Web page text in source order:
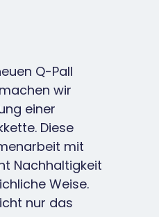
Q-Pall
wir
einer
Diese
mit
Nachhaltigkeit
Weise.
nur das